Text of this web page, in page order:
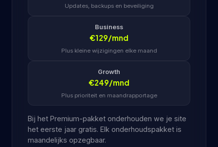
Updates, backups en beveiliging
Business
€129/mnd
Plus kleine wijzigingen elke maand
Growth
€249/mnd
Plus prioriteit en maandrapportage
Bij het Premium-pakket onderhouden we je site
het eerste jaar gratis. Elk onderhoudspakket is
maandelijks opzegbaar.